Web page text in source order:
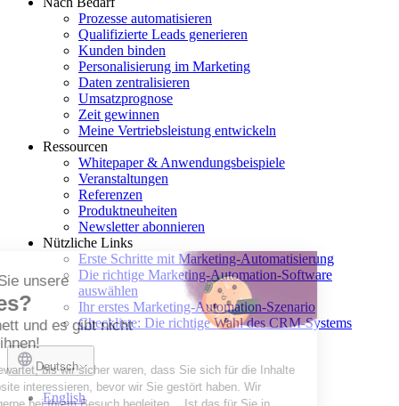
Möchten Sie unsere
Cookies?
Sie sind nett und es gibt nicht
viele von ihnen!
Wir haben gewartet, bis wir sicher waren, dass Sie sich für die Inhalte
unserer Website interessieren, bevor wir Sie gestört haben. Wir
würden Sie gerne bei Ihrem Besuch begleiten… Ist das für Sie in
Prozesse automatisieren
Qualifizierte Leads generieren
Kunden binden
Personalisierung im Marketing
Daten zentralisieren
Umsatzprognose
Zeit gewinnen
Meine Vertriebsleistung entwickeln
Ressourcen
Whitepaper & Anwendungsbeispiele
Veranstaltungen
Referenzen
Produktneuheiten
Newsletter abonnieren
Nützliche Links
Erste Schritte mit Marketing-Automatisierung
Die richtige Marketing-Automation-Software
auswählen
Ihr erstes Marketing-Automation-Szenario
Checkliste: Die richtige Wahl des CRM-Systems
Deutsch
English